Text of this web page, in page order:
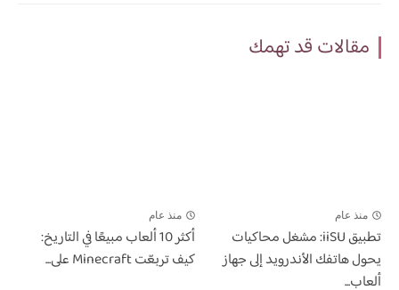
مقالات قد تهمك
منذ عام
تطبيق iiSU: مشغل محاكيات
يحول هاتفك الأندرويد إلى جهاز
ألعاب...
منذ عام
أكثر 10 ألعاب مبيعًا في التاريخ:
كيف تربعّت Minecraft على...